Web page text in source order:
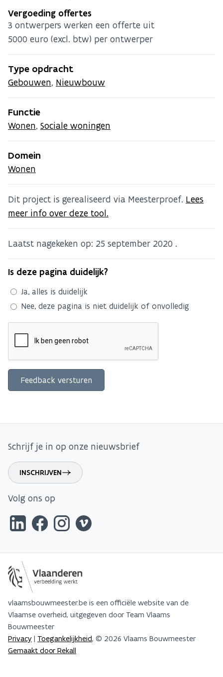
Vergoeding offertes
3 ontwerpers werken een offerte uit
5000 euro (excl. btw) per ontwerper
Type opdracht
Gebouwen, Nieuwbouw
Functie
Wonen, Sociale woningen
Domein
Wonen
Dit project is gerealiseerd via Meesterproef. Lees
meer info over deze tool.
Laatst nagekeken op: 25 september 2020 .
Is deze pagina duidelijk?
Ja, alles is duidelijk
Nee, deze pagina is niet duidelijk of onvolledig
Schrijf je in op onze nieuwsbrief
INSCHRIJVEN
Volg ons op
vlaamsbouwmeester.be is een officiële website van de
Vlaamse overheid, uitgegeven door Team Vlaams
Bouwmeester
Privacy | Toegankelijkheid, © 2026 Vlaams Bouwmeester
Gemaakt door Rekall